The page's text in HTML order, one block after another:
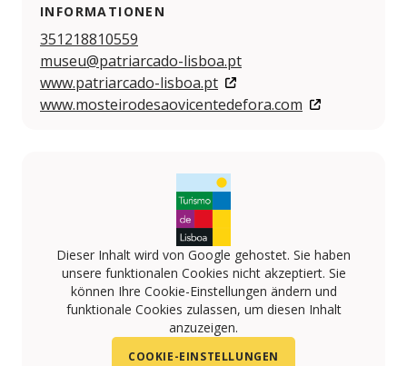
INFORMATIONEN
351218810559
museu@patriarcado-lisboa.pt
www.patriarcado-lisboa.pt
www.mosteirodesaovicentedefora.com
Dieser Inhalt wird von Google gehostet. Sie haben
unsere funktionalen Cookies nicht akzeptiert. Sie
können Ihre Cookie-Einstellungen ändern und
funktionale Cookies zulassen, um diesen Inhalt
anzuzeigen.
COOKIE-EINSTELLUNGEN